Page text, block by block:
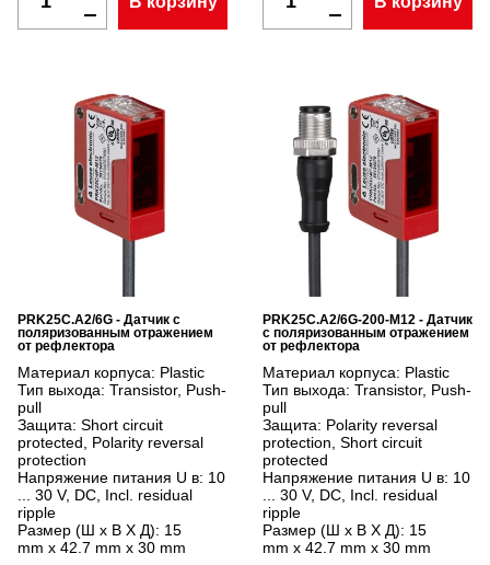
PRK25C.A2/6G - Датчик с
поляризованным отражением
от рефлектора
Материал корпуса: Plastic
Тип выхода: Transistor, Push-
pull
Защита: Short circuit
protected, Polarity reversal
protection
Напряжение питания U в: 10
... 30 V, DC, Incl. residual
ripple
Размер (Ш x В X Д): 15
mm x 42.7 mm x 30 mm
PRK25C.A2/6G-200-M12 - Датчик
с поляризованным отражением
от рефлектора
Материал корпуса: Plastic
Тип выхода: Transistor, Push-
pull
Защита: Polarity reversal
protection, Short circuit
protected
Напряжение питания U в: 10
... 30 V, DC, Incl. residual
ripple
Размер (Ш x В X Д): 15
mm x 42.7 mm x 30 mm